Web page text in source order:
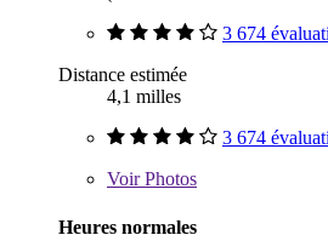
3 674
Distance estimée
4,1 milles
3 674
VoirPhotos
Heures normales